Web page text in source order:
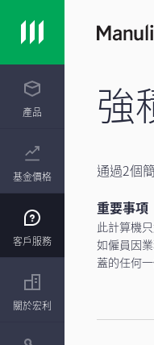
產品
基金價格
客戶服務
關於宏利
強
通過2個
重要事項
此計算機
如僱員因
蓋的任何